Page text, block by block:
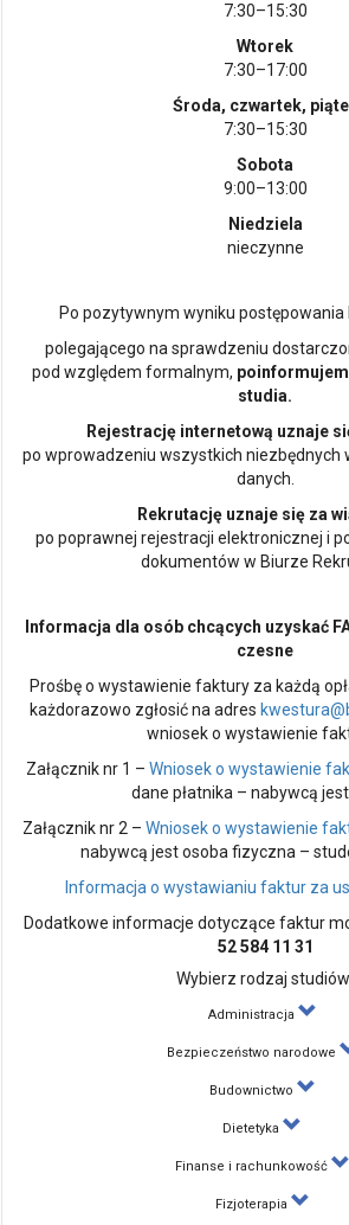
7:30–15:30
Wtorek
7:30–17:00
Środa, czwartek,
7:30–15:30
Sobota
9:00–13:00
Niedziela
nieczynne
Po pozytywnym wyniku
polegającego na sprawdzeniu
pod względem formalnym,
studia.
Rejestrację internetową uznaje
po wprowadzeniu wszystkich niezbędnych
danych.
Rekrutację uznaje się za
po poprawnej rejestracji elektronicznej i
dokumentów w Biurze
Informacja dla osób chcących uzyskać
czesne
Prośbę o wystawienie faktury za każdą
każdorazowo zgłosić na adres
wniosek o wystawienie
Załącznik nr 1 – Wniosek o wystawienie
dane płatnika – nabywcą
Załącznik nr 2 – Wniosek o wystawienie
nabywcą jest osoba fizyczna –
Informacja o wystawianiu faktur za
Dodatkowe informacje dotyczące faktur
52 584 11 31
Wybierz rodzaj
Administracja
Bezpieczeństwo narodowe
Budownictwo
Dietetyka
Finanse i rachunkowość
Fizjoterapia